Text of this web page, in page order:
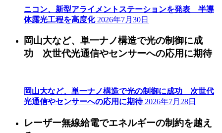
ニコン、新型アライメントステーションを発表 半導
体露光工程を高度化 2026年7月30日
岡山大など、単一ナノ構造で光の制御に成
功 次世代光通信やセンサーへの応用に期待
岡山大など、単一ナノ構造で光の制御に成功 次世代
光通信やセンサーへの応用に期待 2026年7月28日
レーザー無線給電でエネルギーの制約を越え